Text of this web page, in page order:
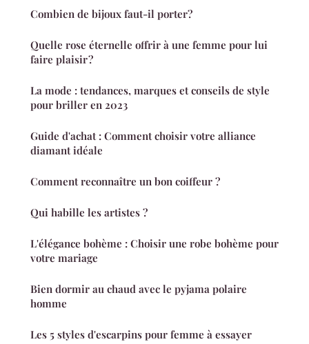
Combien de bijoux faut-il porter?
Quelle rose éternelle offrir à une femme pour lui
faire plaisir ?
La mode : tendances, marques et conseils de style
pour briller en 2023
Guide d'achat : Comment choisir votre alliance
diamant idéale
Comment reconnaître un bon coiffeur ?
Qui habille les artistes ?
L'élégance bohème : Choisir une robe bohème pour
votre mariage
Bien dormir au chaud avec le pyjama polaire
homme
Les 5 styles d'escarpins pour femme à essayer